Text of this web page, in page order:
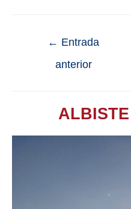
← Entrada
anterior